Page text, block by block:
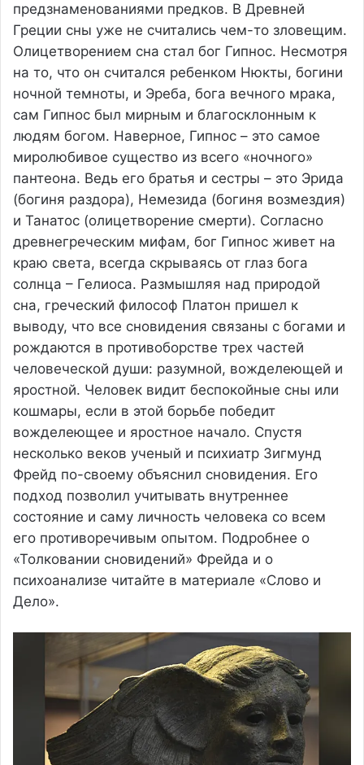
предзнаменованиями предков. В Древней
Греции сны уже не считались чем-то зловещим.
Олицетворением сна стал бог Гипнос. Несмотря
на то, что он считался ребенком Нюкты, богини
ночной темноты, и Эреба, бога вечного мрака,
сам Гипнос был мирным и благосклонным к
людям богом. Наверное, Гипнос – это самое
миролюбивое существо из всего «ночного»
пантеона. Ведь его братья и сестры – это Эрида
(богиня раздора), Немезида (богиня возмездия)
и Танатос (олицетворение смерти). Согласно
древнегреческим мифам, бог Гипнос живет на
краю света, всегда скрываясь от глаз бога
солнца – Гелиоса. Размышляя над природой
сна, греческий философ Платон пришел к
выводу, что все сновидения связаны с богами и
рождаются в противоборстве трех частей
человеческой души: разумной, вожделеющей и
яростной. Человек видит беспокойные сны или
кошмары, если в этой борьбе победит
вожделеющее и яростное начало. Спустя
несколько веков ученый и психиатр Зигмунд
Фрейд по-своему объяснил сновидения. Его
подход позволил учитывать внутреннее
состояние и саму личность человека со всем
его противоречивым опытом. Подробнее о
«Толковании сновидений» Фрейда и о
психоанализе читайте в материале «Слово и
Дело».